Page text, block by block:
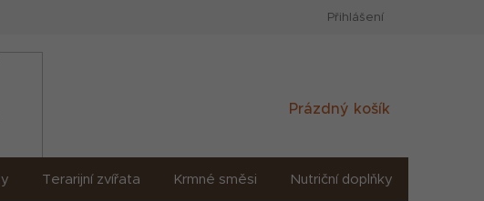
(AI) Přihlášení
Nákupní
Prázdný košík
Terarijní zvířata Krmné směsi Nutriční doplňky